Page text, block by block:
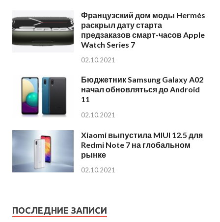
Французский дом моды Hermès
раскрыл дату старта
предзаказов смарт-часов Apple
Watch Series 7
02.10.2021
Бюджетник Samsung Galaxy A02
начал обновляться до Android
11
02.10.2021
Xiaomi выпустила MIUI 12.5 для
Redmi Note 7 на глобальном
рынке
02.10.2021
ПОСЛЕДНИЕ ЗАПИСИ